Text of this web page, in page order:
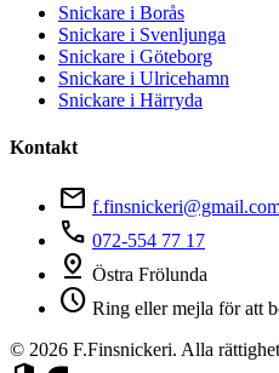
Snickare i Borås
Snickare i Svenljunga
Snickare i Göteborg
Snickare i Ulricehamn
Snickare i Härryda
Kontakt
mail
phone 072-554 77 17
pin_drop Östra Frölunda
schedule Ring eller mejla för att
© 2026 F.Finsnickeri. Alla